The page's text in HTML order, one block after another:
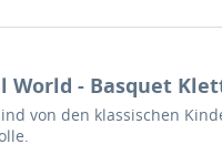
- Basquet
von den klassischen